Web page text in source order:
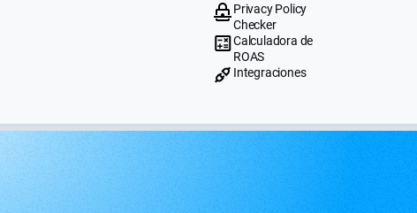
Privacy Policy
Checker
Calculadora de
ROAS
Integraciones